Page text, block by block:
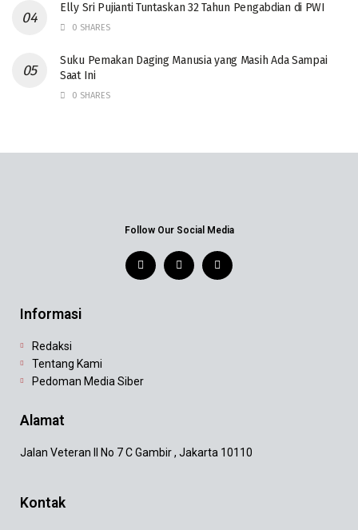
Elly Sri Pujianti Tuntaskan 32 Tahun Pengabdian di PWI
0 SHARES
‎Suku Pemakan Daging Manusia yang Masih Ada Sampai
Saat Ini
0 SHARES
Follow Our Social Media
Informasi
Redaksi
Tentang Kami
Pedoman Media Siber
Alamat
Jalan Veteran II No 7 C Gambir , Jakarta 10110
Kontak